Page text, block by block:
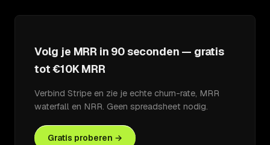
Volg je MRR in 90 seconden — gratis
tot €10K MRR
Verbind Stripe en zie je echte churn-rate, MRR
waterfall en NRR. Geen spreadsheet nodig.
Gratis proberen →